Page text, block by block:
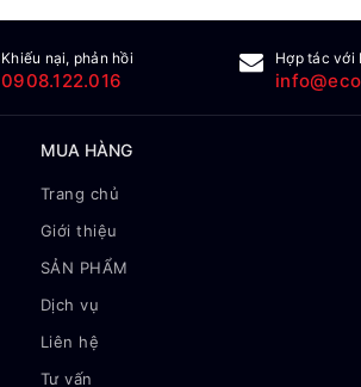
Khiếu nại, phản hồi
0908.122.016
Hợp tác với
MUA HÀNG
Trang chủ
Giới thiệu
SẢN PHẨM
Dịch vụ
Liên hệ
Tư vấn